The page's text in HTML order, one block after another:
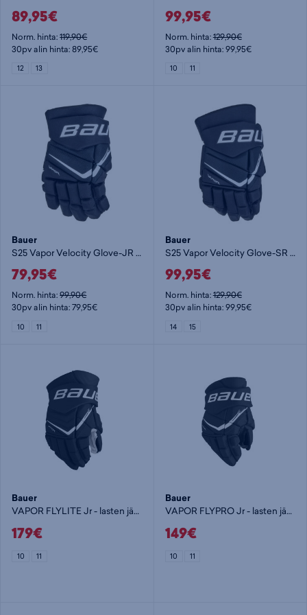
89,95€
Norm. hinta:119,90€
30pv alin hinta: 89,95€
12 13
99,95€
Norm. hinta:129,90€
30pv alin hinta: 99,95€
10 11
Bauer
S25 Vapor Velocity Glove-JR - lasten jääkiekkohanska
79,95€
Norm. hinta:99,90€
30pv alin hinta: 79,95€
10 11
Bauer
S25 Vapor Velocity Glove-SR - jääkiekkohanska
99,95€
Norm. hinta:129,90€
30pv alin hinta: 99,95€
14 15
Bauer
VAPOR FLYLITE Jr - lasten jääkiekkohanska
179€
10 11
Bauer
VAPOR FLYPRO Jr - lasten jääkiekkohanska
149€
10 11